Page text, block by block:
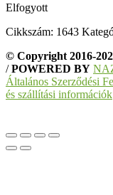
Elfogyott
Cikkszám: 1643
© Copyright 2016-
/POWERED BY
Általános Szerződési
és szállítási információk